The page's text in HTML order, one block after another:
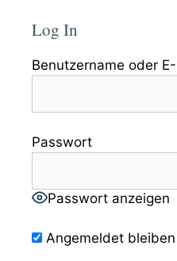
Log In
Benutzername oder
Passwort
Passwort anzeigen
Angemeldet bleiben